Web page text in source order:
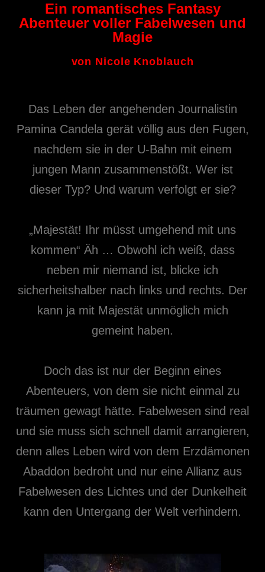
Ein romantisches Fantasy
Abenteuer voller Fabelwesen und
Magie
von Nicole Knoblauch
Das Leben der angehenden Journalistin
Pamina Candela gerät völlig aus den Fugen,
nachdem sie in der U-Bahn mit einem
jungen Mann zusammenstößt. Wer ist
dieser Typ? Und warum verfolgt er sie?
„Majestät! Ihr müsst umgehend mit uns
kommen“ Äh … Obwohl ich weiß, dass
neben mir niemand ist, blicke ich
sicherheitshalber nach links und rechts. Der
kann ja mit Majestät unmöglich mich
gemeint haben.
Doch das ist nur der Beginn eines
Abenteuers, von dem sie nicht einmal zu
träumen gewagt hätte. Fabelwesen sind real
und sie muss sich schnell damit arrangieren,
denn alles Leben wird von dem Erzdämonen
Abaddon bedroht und nur eine Allianz aus
Fabelwesen des Lichtes und der Dunkelheit
kann den Untergang der Welt verhindern.